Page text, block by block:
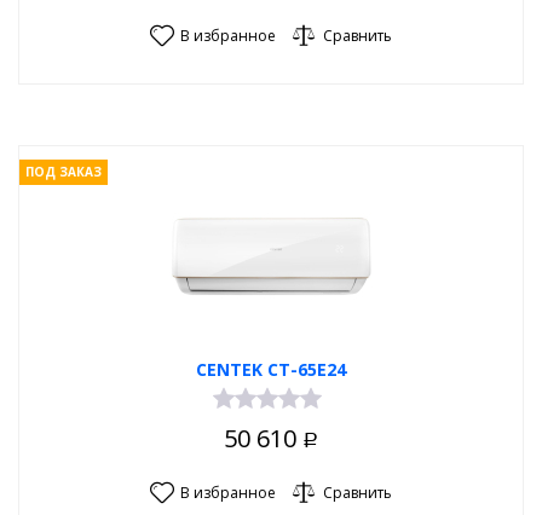
В избранное Сравнить
CENTEK CT-65E24
ПОД ЗАКАЗ
50 610 Р
В избранное Сравнить